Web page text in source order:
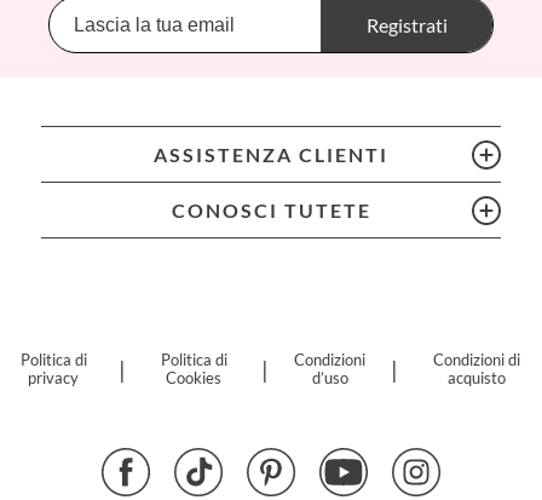
Banwood
BIBS
Djeco
Dock & Bay
Registrati
ASSISTENZA CLIENTI
CONOSCI TUTETE
Politica di
privacy
|
Politica di
Cookies
|
Condizioni
d’uso
|
Condizioni di
acquisto